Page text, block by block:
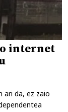
internet
ari da, ez zaio